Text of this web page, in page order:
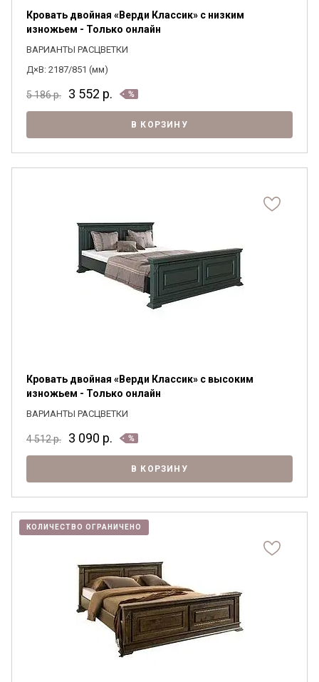
Кровать двойная «Верди Классик» с низким
изножьем - Только онлайн
ВАРИАНТЫ РАСЦВЕТКИ
Д×В: 2187/851 (мм)
5 186р. 3 552 р.
В КОРЗИНУ
Кровать двойная «Верди Классик» с высоким
изножьем - Только онлайн
ВАРИАНТЫ РАСЦВЕТКИ
4 512р. 3 090 р.
В КОРЗИНУ
КОЛИЧЕСТВО ОГРАНИЧЕНО